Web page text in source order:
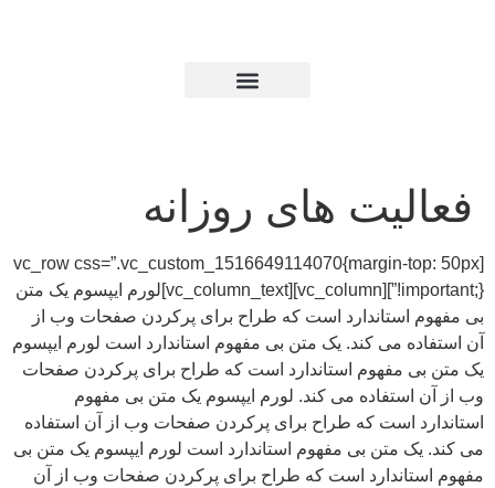
های روزانه
[vc_row
!important;}”][vc_column][vc_column_text]لورم ایپسوم یک متن
است که طراح برای پرکردن صفحات وب از
می کند. یک متن بی مفهوم استاندارد است لورم ایپسوم
استاندارد است که طراح برای پرکردن صفحات
می کند. لورم ایپسوم یک متن بی مفهوم
که طراح برای پرکردن صفحات وب از آن استفاده
بی مفهوم استاندارد است لورم ایپسوم یک متن بی
است که طراح برای پرکردن صفحات وب از آن